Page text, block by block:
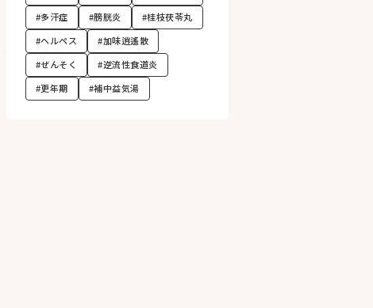
#多汗症
#膀胱炎
#桂枝茯苓丸
#ヘルペス
#加味逍遙散
#ぜんそく
#逆流性食道炎
#更年期
#補中益気湯